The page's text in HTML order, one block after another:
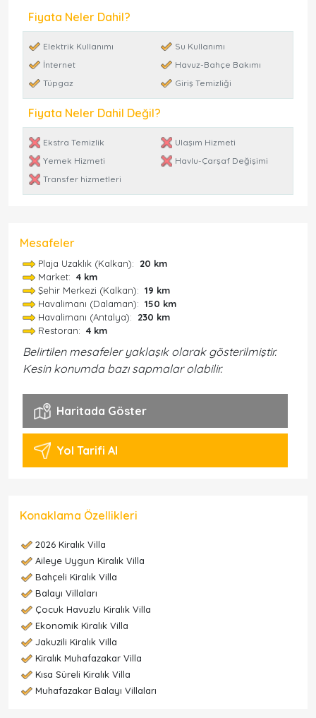
Fiyata Neler Dahil?
Elektrik Kullanımı
Su Kullanımı
İnternet
Havuz-Bahçe Bakımı
Tüpgaz
Giriş Temizliği
Fiyata Neler Dahil Değil?
Ekstra Temizlik
Ulaşım Hizmeti
Yemek Hizmeti
Havlu-Çarşaf Değişimi
Transfer hizmetleri
Mesafeler
Plaja Uzaklık (Kalkan): 20 km
Market: 4 km
Şehir Merkezi (Kalkan): 19 km
Havalimanı (Dalaman): 150 km
Havalimanı (Antalya): 230 km
Restoran: 4 km
Belirtilen mesafeler yaklaşık olarak gösterilmiştir.
Kesin konumda bazı sapmalar olabilir.
Haritada Göster
Yol Tarifi Al
Konaklama Özellikleri
2026 Kiralık Villa
Aileye Uygun Kiralık Villa
Bahçeli Kiralık Villa
Balayı Villaları
Çocuk Havuzlu Kiralık Villa
Ekonomik Kiralık Villa
Jakuzili Kiralık Villa
Kiralık Muhafazakar Villa
Kısa Süreli Kiralık Villa
Muhafazakar Balayı Villaları